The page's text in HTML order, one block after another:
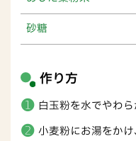
砂糖
作り方
白玉粉を水でやわら
小麦粉にお湯をか